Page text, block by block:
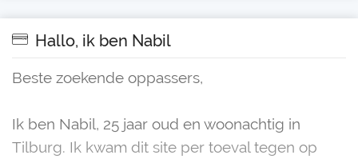
Hallo, ik ben Nabil
Beste zoekende oppassers,
Ik ben Nabil, 25 jaar oud en woonachtig in
Tilburg. Ik kwam dit site per toeval tegen op